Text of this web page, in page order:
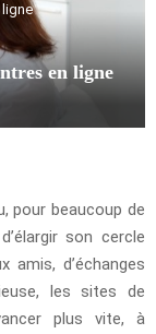
ligne
en ligne
pour beaucoup de
son cercle
amis, d’échanges
les sites de
plus vite, à